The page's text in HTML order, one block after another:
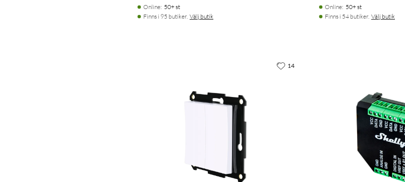
Online: 50+ st
Finns i 95 butiker. Välj butik
Online: 50+ st
Finns i 54 butiker. Välj butik
14